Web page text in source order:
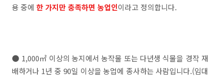
용 중에 한 가지만 충족하면 농업인이라고 정의합니다.
● 1,000㎡ 이상의 농지에서 농작물 또는 다년생 식물을 경작 재
배하거나 1년 중 90일 이상을 농업에 종사하는 사람입니다.(임대